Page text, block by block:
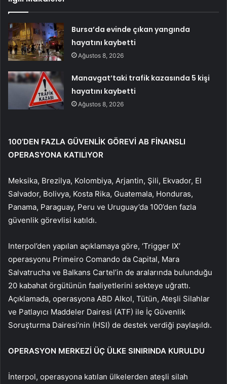
Bursa’da evinde çıkan yangında
hayatını kaybetti
Ağustos 8, 2026
Manavgat’taki trafik kazasında 5 kişi
hayatını kaybetti
Ağustos 8, 2026
100’DEN FAZLA GÜVENLİK GÖREVİ AB FİNANSLI
OPERASYONA KATILIYOR
Meksika, Brezilya, Kolombiya, Arjantin, Şili, Ekvador, El
Salvador, Bolivya, Kosta Rika, Guatemala, Honduras,
Panama, Paraguay, Peru ve Uruguay’da 100’den fazla
güvenlik görevlisi katıldı.
Interpol’den yapılan açıklamaya göre, ‘Trigger IX’
operasyonu Primeiro Comando da Capital, Mara
Salvatrucha ve Balkans Cartel’in de aralarında bulunduğu
20 kabahat örgütünün faaliyetlerini sekteye uğrattı.
Açıklamada, operasyona ABD Alkol, Tütün, Ateşli Silahlar
ve Patlayıcı Maddeler Dairesi (ATF) ile İç Güvenlik
Soruşturma Dairesi’nin (HSI) de destek verdiği paylaşıldı.
OPERASYON MERKEZİ ÜÇ ÜLKE SINIRINDA KURULDU
İnterpol, operasyona katılan ülkelerden ateşli silah